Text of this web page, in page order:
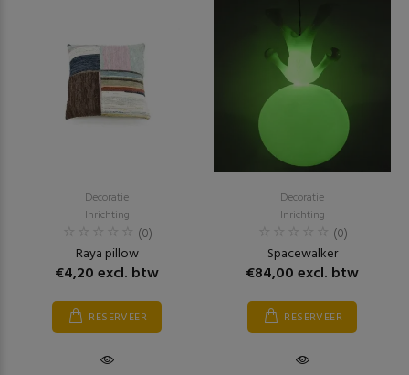
Decoratie
Inrichting
(0)
Raya pillow
€4,20 excl. btw
RESERVEER
Decoratie
Inrichting
(0)
Spacewalker
€84,00 excl. btw
RESERVEER